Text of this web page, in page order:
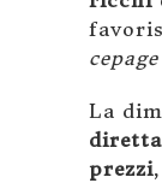
cepage
La
prezzi